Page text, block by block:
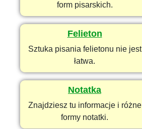
form pisarskich.
Felieton
Sztuka pisania felietonu nie jest
łatwa.
Notatka
Znajdziesz tu informacje i różne
formy notatki.